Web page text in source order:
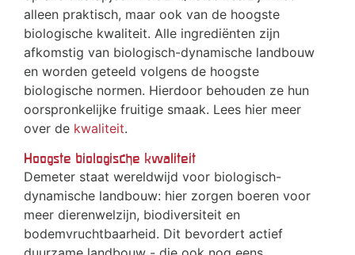
alleen praktisch, maar ook van de hoogste
biologische kwaliteit. Alle ingrediënten zijn
afkomstig van biologisch-dynamische landbouw
en worden geteeld volgens de hoogste
biologische normen. Hierdoor behouden ze hun
oorspronkelijke fruitige smaak. Lees hier meer
over de kwaliteit.
Hoogste biologische kwaliteit
Demeter staat wereldwijd voor biologisch-
dynamische landbouw: hier zorgen boeren voor
meer dierenwelzijn, biodiversiteit en
bodemvruchtbaarheid. Dit bevordert actief